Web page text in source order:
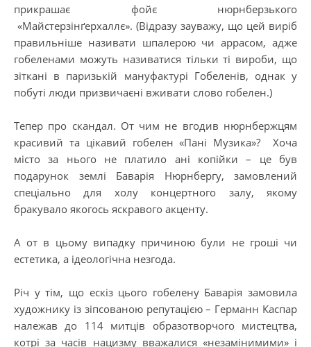
прикрашає фойє нюрнберзького
«Майстерзінґерхаллє». (Відразу зауважу, що цей виріб
правильніше називати шпалерою чи аррасом, адже
гобеленами можуть називатися тільки ті вироби, що
зіткані в паризькій мануфактурі Гобеленів, однак у
побуті люди призвичаєні вживати слово гобелен.)
Тепер про скандал. От чим не вгодив нюрнбержцям
красивий та цікавий гобелен «Пані Музика»? Хоча
місто за нього не платило ані копійки – це був
подарунок землі Баварія Нюрнбергу, замовлений
спеціально для холу концертного залу, якому
бракувало якогось яскравого акценту.
А от в цьому випадку причиною були не гроші чи
естетика, а ідеологічна незгода.
Річ у тім, що ескіз цього гобелену Баварія замовила
художнику із зіпсованою репутацією – Германн Каспар
належав до 114 митців образотворчого мистецтва,
котрі за часів нацизму вважалися «незамінимими» і